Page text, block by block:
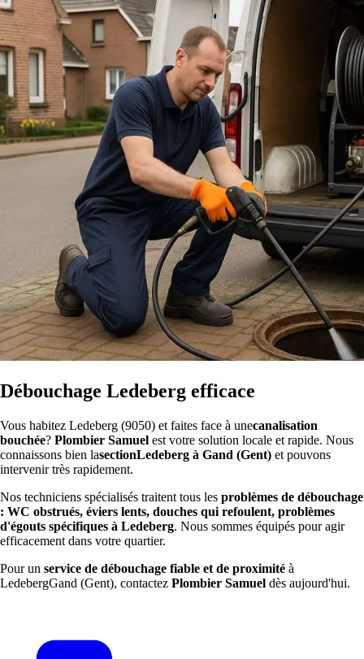
Débouchage Ledeberg efficace
Vous habitez Ledeberg (9050) et faites face à unecanalisation
bouchée? Plombier Samuel est votre solution locale et rapide. Nous
connaissons bien lasectionLedeberg à Gand (Gent) et pouvons
intervenir très rapidement.
Nos techniciens spécialisés traitent tous les problèmes de débouchage
: WC obstrués, éviers lents, douches qui refoulent, problèmes
d'égouts spécifiques à Ledeberg. Nous sommes équipés pour agir
efficacement dans votre quartier.
Pour un service de débouchage fiable et de proximité à
LedebergGand (Gent), contactez Plombier Samuel dès aujourd'hui.